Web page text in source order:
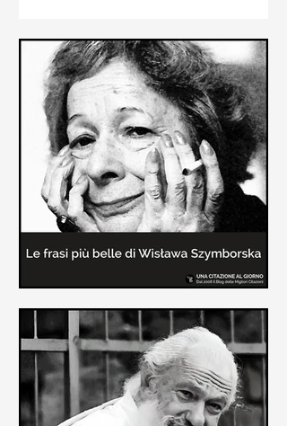
Le frasi più belle delle poesie di
Wisława Szymborska
In questa pagina sono raccolte le
migliori frasi brevi tratte dalle poesie
di Wisława Szymborska sull'amore e